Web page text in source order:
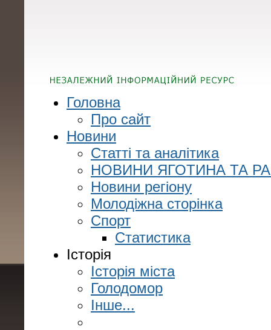
Головна
Про сайт
Новини
Статті та аналітика
НОВИНИ ЯГОТИНА ТА
Новини регіону
Молодіжна сторінка
Спорт
Статистика
Історія
Історія міста
Голодомор
Інше...